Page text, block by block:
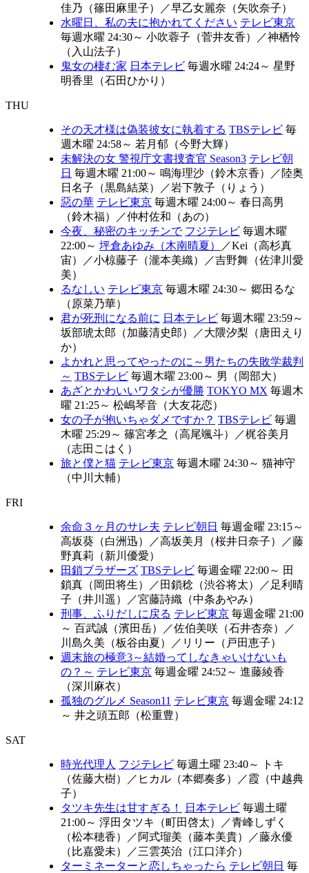
佳乃（篠田麻里子） ／早乙女麗奈（矢吹奈子）
水曜日、私の夫に抱かれてください テレビ東京
毎週水曜 24:30～ ⼩吹蓉⼦（菅井友香） ／神栖怜
（入山法子）
鬼女の棲む家 日本テレビ 毎週水曜 24:24～ 星野
明香里（石田ひかり）
THU
その天才様は偽装彼女に執着する TBSテレビ 毎
週木曜 24:58～ 若月郁（今野大輝）
未解決の女 警視庁文書捜査官 Season3 テレビ朝
日 毎週木曜 21:00～ 鳴海理沙（鈴木京香） ／ 陸奥
日名子（黒島結菜）
／岩下敦子（りょう）
惡の華 テレビ東京 毎週木曜 24:00～ 春日高男
（鈴木福）
／仲村佐和（あの）
今夜、秘密のキッチンで フジテレビ 毎週木曜
22:00～ 坪倉あゆみ（木南晴夏） ／Kei（高杉真
宙）
／小椋藤子（瀧本美織） ／吉野舞（佐津川愛
美）
るなしい テレビ東京 毎週木曜 24:30～ 郷田るな
（原菜乃華）
君が死刑になる前に 日本テレビ 毎週木曜 23:59～
坂部琥太郎（加藤清史郎）
／大隈汐梨（唐田えり
か）
よかれと思ってやったのに～男たちの失敗学裁判
～ TBSテレビ 毎週木曜 23:00～ 男（岡部大）
あざとかわいいワタシが優勝 TOKYO MX 毎週木
曜 21:25～ 松嶋琴音（大友花恋）
女の子が抱いちゃダメですか？ TBSテレビ 毎週
木曜 25:29～ 篠宮孝之（高尾颯斗） ／梶谷美月
（志田こはく）
旅と僕と猫 テレビ東京 毎週木曜 24:30～ 猫神守
（中川大輔）
FRI
余命３ヶ月のサレ夫 テレビ朝日 毎週金曜 23:15～
高坂葵（白洲迅）
／高坂美月（桜井日奈子） ／藤
野真莉（新川優愛）
田鎖ブラザーズ TBSテレビ 毎週金曜 22:00～ 田
鎖真（岡田将生）
／ 田鎖稔（渋谷将太） ／足利晴
子（井川遥）
／宮藤詩織（中条あやみ）
刑事、ふりだしに戻る テレビ東京 毎週金曜 21:00
～ 百武誠（濱田岳） ／佐伯美咲（石井杏奈）
／
川島久美（板谷由夏）
／ リリー（戸田恵子）
週末旅の極意3～結婚ってしなきゃいけないも
の？～ テレビ東京 毎週金曜 24:52～ 進藤綾香
（深川麻衣）
孤独のグルメ Season11 テレビ東京 毎週金曜 24:12
～ 井之頭五郎（松重豊）
SAT
時光代理人 フジテレビ 毎週土曜 23:40～
トキ
（佐藤大樹）
／ ヒカル（本郷奏多） ／霞（中越典
子）
タツキ先生は甘すぎる！
日本テレビ 毎週土曜
21:00～ 浮田タツキ（町田啓太） ／青峰しずく
（松本穂香）
／ 阿式瑠美（藤本美貴） ／藤永優
（比嘉愛未）
／三雲英治（江口洋介）
ターミネーターと恋しちゃったら テレビ朝日 毎